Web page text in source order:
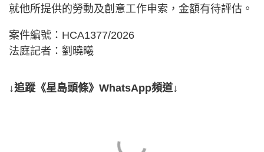
就他所提供的勞動及創意工作申索，金額有待評估。
案件編號：HCA1377/2026
法庭記者：劉曉曦
↓追蹤《星島頭條》WhatsApp頻道↓